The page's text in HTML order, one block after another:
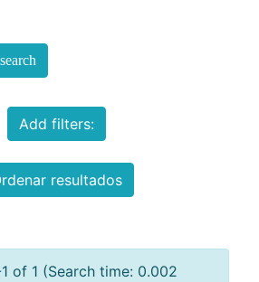
Add filters:
resultados
of 1 (Search time: 0.002